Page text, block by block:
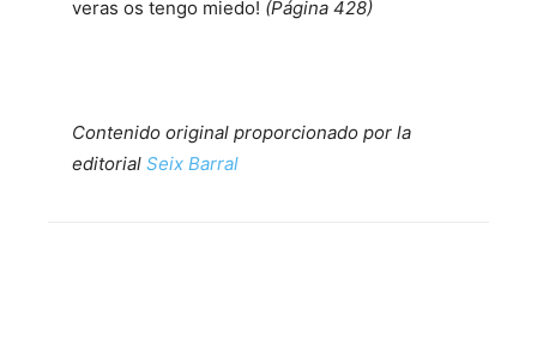
veras os tengo miedo! (Página 428)
Contenido original proporcionado por la
editorial Seix Barral